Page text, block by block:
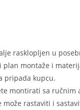
rasklopljen u
plan montaže i
pripada kupcu.
montirati sa ručnim
može rastaviti i